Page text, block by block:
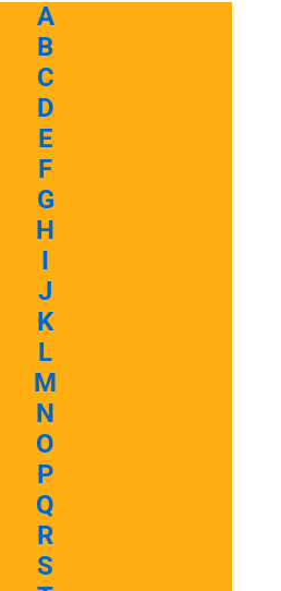
A
B
C
D
E
F
G
H
I
J
K
L
M
N
O
P
Q
R
S